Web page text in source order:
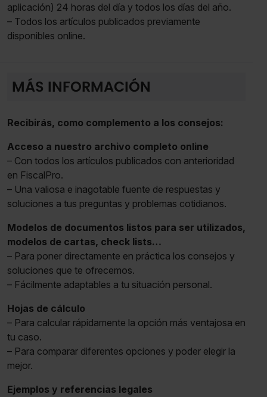
aplicación) 24 horas del día y todos los días del año.
– Todos los artículos publicados previamente
disponibles online.
MÁS INFORMACIÓN
Recibirás, como complemento a los consejos:
Acceso a nuestro archivo completo online
– Con todos los artículos publicados con anterioridad
en FiscalPro.
– Una valiosa e inagotable fuente de respuestas y
soluciones a tus preguntas y problemas cotidianos.
Modelos de documentos listos para ser utilizados,
modelos de cartas, check lists…
– Para poner directamente en práctica los consejos y
soluciones que te ofrecemos.
– Fácilmente adaptables a tu situación personal.
Hojas de cálculo
– Para calcular rápidamente la opción más ventajosa en
tu caso.
– Para comparar diferentes opciones y poder elegir la
mejor.
Ejemplos y referencias legales